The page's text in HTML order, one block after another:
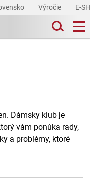
Výročie E-
Dámsky klub je
vám ponúka rady,
a problémy, ktoré